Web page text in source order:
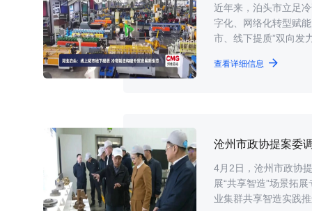
近年来，泊头市立足
字化、网络化转型赋
市、线下提质”双向发
查看详细信息
沧州市政协提案委
4月2日，沧州市政协
展“共享智造”场景拓
业集群共享智造实践